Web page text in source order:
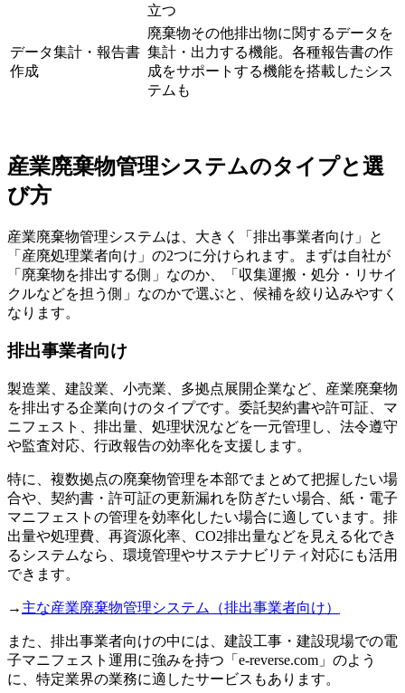
立つ
データ集計・報告書
作成
廃棄物その他排出物に関するデータを
集計・出力する機能。各種報告書の作
成をサポートする機能を搭載したシス
テムも
産業廃棄物管理システムのタイプと選
び方
産業廃棄物管理システムは、大きく「排出事業者向け」と
「産廃処理業者向け」の2つに分けられます。まずは自社が
「廃棄物を排出する側」なのか、「収集運搬・処分・リサイ
クルなどを担う側」なのかで選ぶと、候補を絞り込みやすく
なります。
排出事業者向け
製造業、建設業、小売業、多拠点展開企業など、産業廃棄物
を排出する企業向けのタイプです。委託契約書や許可証、マ
ニフェスト、排出量、処理状況などを一元管理し、法令遵守
や監査対応、行政報告の効率化を支援します。
特に、複数拠点の廃棄物管理を本部でまとめて把握したい場
合や、契約書・許可証の更新漏れを防ぎたい場合、紙・電子
マニフェストの管理を効率化したい場合に適しています。排
出量や処理費、再資源化率、CO2排出量などを見える化でき
るシステムなら、環境管理やサステナビリティ対応にも活用
できます。
→ 主な産業廃棄物管理システム（排出事業者向け）
また、排出事業者向けの中には、建設工事・建設現場での電
子マニフェスト運用に強みを持つ「e-reverse.com」のよう
に、特定業界の業務に適したサービスもあります。